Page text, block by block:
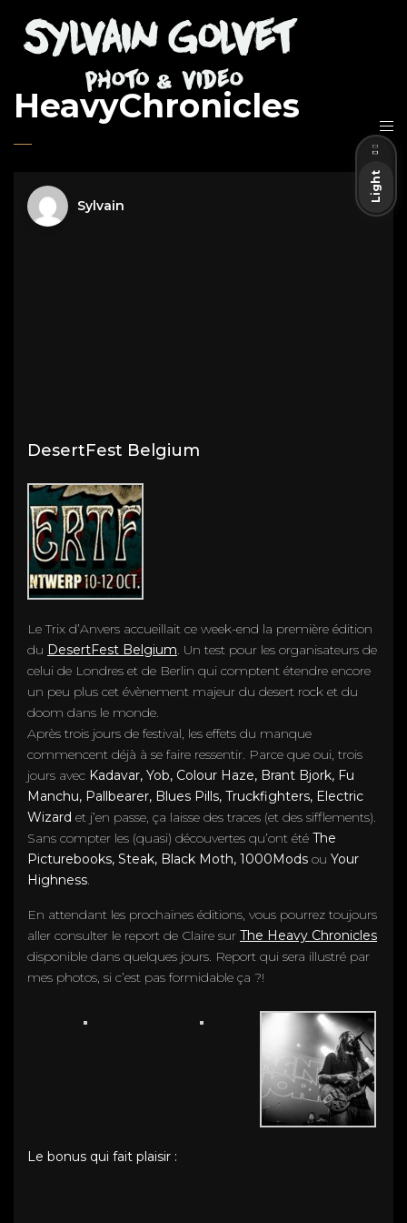
HeavyChronicles
Sylvain
DesertFest Belgium
Le Trix d’Anvers accueillait ce week-end la première édition
du DesertFest Belgium. Un test pour les organisateurs de
celui de Londres et de Berlin qui comptent étendre encore
un peu plus cet évènement majeur du desert rock et du
doom dans le monde.
Après trois jours de festival, les effets du manque
commencent déjà à se faire ressentir. Parce que oui, trois
jours avec Kadavar, Yob, Colour Haze, Brant Bjork, Fu
Manchu, Pallbearer, Blues Pills, Truckfighters, Electric
Wizard et j’en passe, ça laisse des traces (et des sifflements).
Sans compter les (quasi) découvertes qu’ont été The
Picturebooks, Steak, Black Moth, 1000Mods ou Your
Highness.
En attendant les prochaines éditions, vous pourrez toujours
aller consulter le report de Claire sur The Heavy Chronicles
disponible dans quelques jours. Report qui sera illustré par
mes photos, si c’est pas formidable ça ?!
Le bonus qui fait plaisir :
Light
Dark